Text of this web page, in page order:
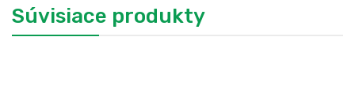
Všetko sa začína v aplikácii Automower®
Connect, kde môžete vytvárať individuálne
Súvisiace produkty